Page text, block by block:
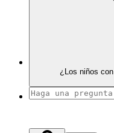
¿Los niños